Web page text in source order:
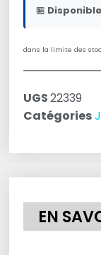
🏪
dans la limite des
UGS22339
Catégories
EN